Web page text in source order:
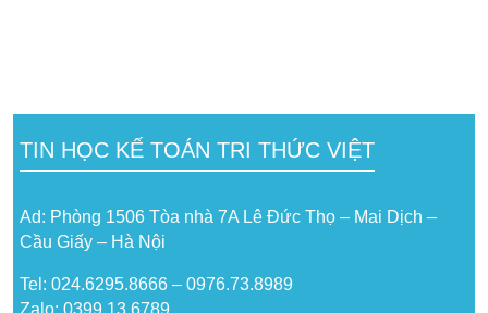
TIN HỌC KẾ TOÁN TRI THỨC VIỆT
Ad: Phòng 1506 Tòa nhà 7A Lê Đức Thọ – Mai Dịch –
Cầu Giấy – Hà Nội
Tel: 024.6295.8666 – 0976.73.8989
Zalo: 0399 13 6789